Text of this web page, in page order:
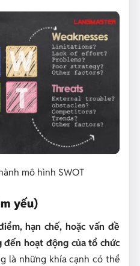
mô hình SWOT
yếu)
hạn chế, hoặc vấn đề
hoạt động của tổ chức
là những khía cạnh có thể